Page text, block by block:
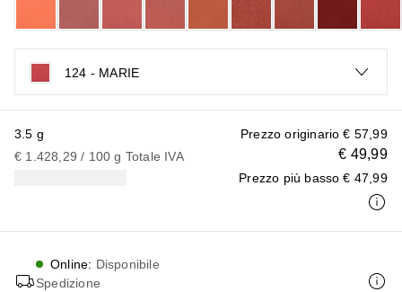
124 - MARIE
Prezzo originario € 57,99
€ 49,99
Prezzo più basso € 47,99
3.5 g
€ 1.428,29 / 100 g Totale IVA
Online: Disponibile
Spedizione